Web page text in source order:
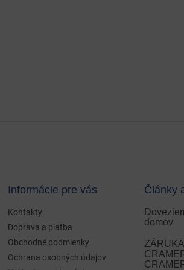
Informácie pre vás
Kontakty
Doprava a platba
Obchodné podmienky
Ochrana osobných údajov
Články
domov